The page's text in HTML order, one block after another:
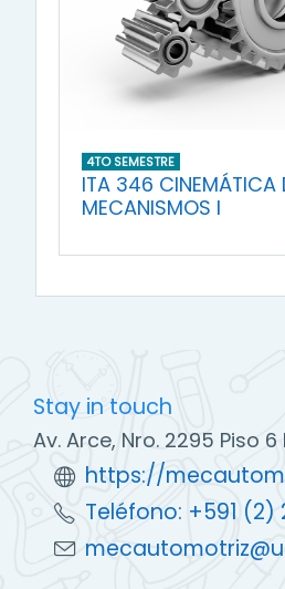
4TO SEMESTRE
ITA 346 CINEMÁTICA
MECANISMOS I
Stay in touch
Av. Arce, Nro. 2295 Piso 6
https://
Teléfono: +591 (2)